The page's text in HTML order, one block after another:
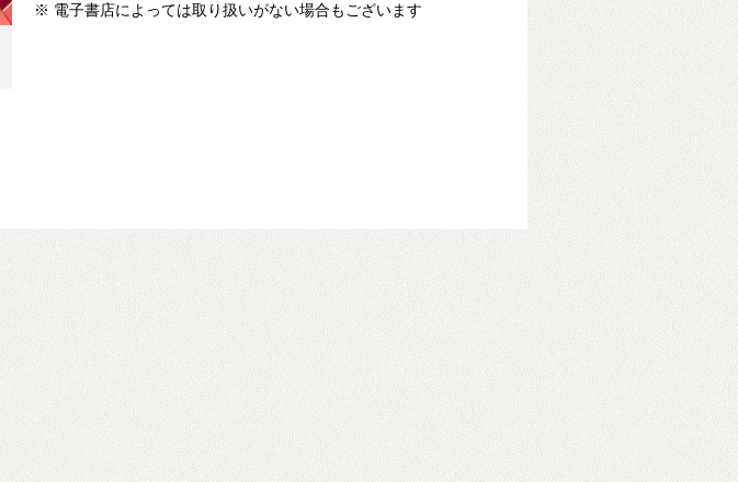
※ 電子書店によっては取り扱いがない場合もございます